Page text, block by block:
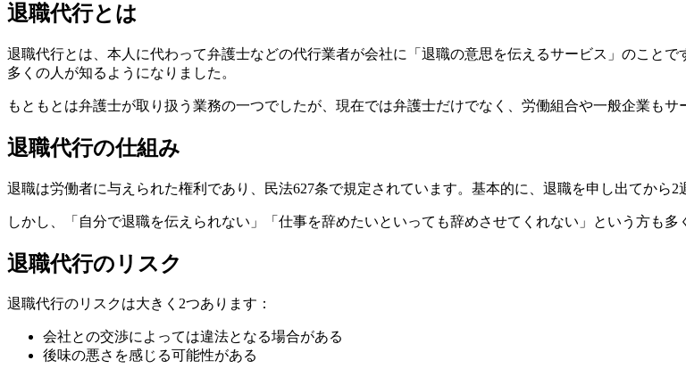
退職代行とは
退職代行とは、本人に代わって弁護士などの代行業者が会社に「退職の意思を伝えるサービス」のことで
多くの人が知るようになりました。
もともとは弁護士が取り扱う業務の一つでしたが、現在では弁護士だけでなく、労働組合や一般企業も
退職代行の仕組み
退職は労働者に与えられた権利であり、民法627条で規定されています。基本的に、退職を申し出てから2
しかし、「自分で退職を伝えられない」「仕事を辞めたいといっても辞めさせてくれない」という方も
退職代行のリスク
退職代行のリスクは大きく2つあります：
会社との交渉によっては違法となる場合がある
後味の悪さを感じる可能性がある